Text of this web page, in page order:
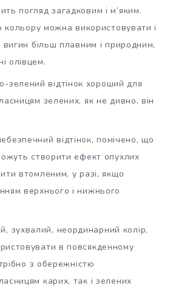
погляд загадковим і м’яким.
кольору можна використовувати і
вигин більш плавним і природним,
олівцем.
зелений відтінок хороший для
зелених, як не дивно, він
відтінок, помічено, що
створити ефект опухлих
втомленим, у разі, якщо
верхнього і нижнього
зухвалий, неординарний колір,
в повсякденному
з обережністю
карих, так і зелених